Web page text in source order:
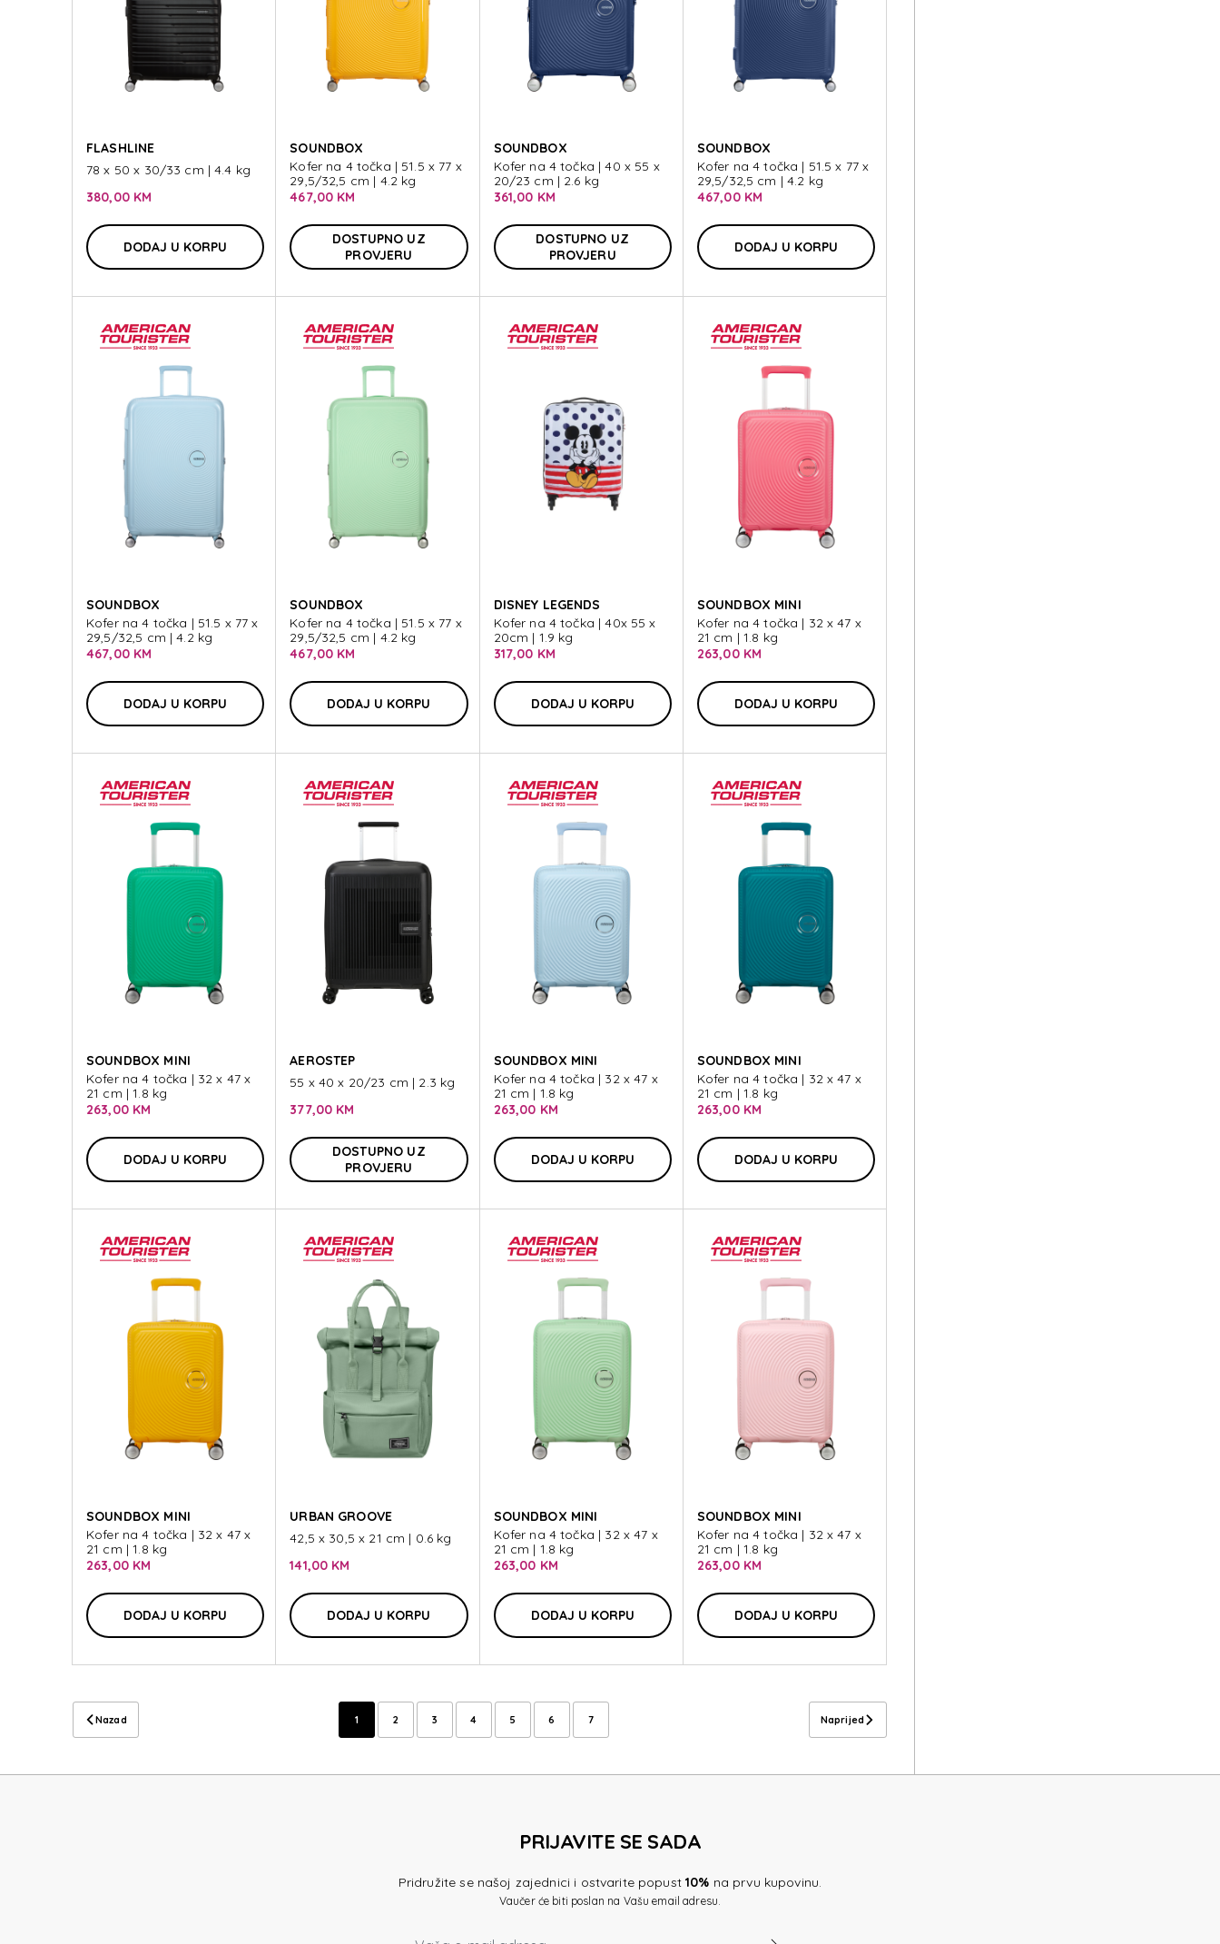
FLASHLINE
78 x 50 x 30/33 cm | 4.4 kg
380,00 KM
DODAJ U KORPU
SOUNDBOX
Kofer na 4 točka | 51.5 x 77 x
29,5/32,5 cm | 4.2 kg
467,00 KM
DOSTUPNO UZ
PROVJERU
SOUNDBOX
Kofer na 4 točka | 40 x 55 x
20/23 cm | 2.6 kg
361,00 KM
DOSTUPNO UZ
PROVJERU
SOUNDBOX
Kofer na 4 točka | 51.5 x 77 x
29,5/32,5 cm | 4.2 kg
467,00 KM
DODAJ U KORPU
SOUNDBOX
Kofer na 4 točka | 51.5 x 77 x
29,5/32,5 cm | 4.2 kg
467,00 KM
DODAJ U KORPU
SOUNDBOX
Kofer na 4 točka | 51.5 x 77 x
29,5/32,5 cm | 4.2 kg
467,00 KM
DODAJ U KORPU
DISNEY LEGENDS
Kofer na 4 točka | 40x 55 x
20cm | 1.9 kg
317,00 KM
DODAJ U KORPU
SOUNDBOX MINI
Kofer na 4 točka | 32 x 47 x
21 cm | 1.8 kg
263,00 KM
DODAJ U KORPU
SOUNDBOX MINI
Kofer na 4 točka | 32 x 47 x
21 cm | 1.8 kg
263,00 KM
DODAJ U KORPU
AEROSTEP
55 x 40 x 20/23 cm | 2.3 kg
377,00 KM
DOSTUPNO UZ
PROVJERU
SOUNDBOX MINI
Kofer na 4 točka | 32 x 47 x
21 cm | 1.8 kg
263,00 KM
DODAJ U KORPU
SOUNDBOX MINI
Kofer na 4 točka | 32 x 47 x
21 cm | 1.8 kg
263,00 KM
DODAJ U KORPU
SOUNDBOX MINI
Kofer na 4 točka | 32 x 47 x
21 cm | 1.8 kg
263,00 KM
DODAJ U KORPU
URBAN GROOVE
42,5 x 30,5 x 21 cm | 0.6 kg
141,00 KM
DODAJ U KORPU
SOUNDBOX MINI
Kofer na 4 točka | 32 x 47 x
21 cm | 1.8 kg
263,00 KM
DODAJ U KORPU
SOUNDBOX MINI
Kofer na 4 točka | 32 x 47 x
21 cm | 1.8 kg
263,00 KM
DODAJ U KORPU
Nazad 1 2 3 4 5 6 7 Naprijed
PRIJAVITE SE SADA
Pridružite se našoj zajednici i ostvarite popust10% na prvu kupovinu.
Vaučer će biti poslan na Vašu email adresu.